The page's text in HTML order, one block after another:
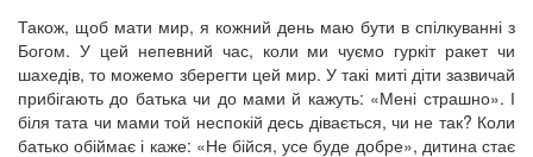
Також, щоб мати мир, я кожний день маю бути в спілкуванні з
Богом. У цей непевний час, коли ми чуємо гуркіт ракет чи
шахедів, то можемо зберегти цей мир. У такі миті діти зазвичай
прибігають до батька чи до мами й кажуть: «Мені страшно». І
біля тата чи мами той неспокій десь дівається, чи не так? Коли
батько обіймає і каже: «Не бійся, усе буде добре», дитина стає